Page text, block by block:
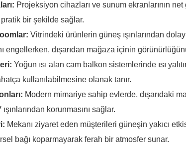
Projeksiyon cihazları ve sunum ekranlarının
bir şekilde sağlar.
Vitrindeki ürünlerin güneş ışınlarından
engellerken, dışarıdan mağaza içinin
Yoğun ısı alan cam balkon sistemlerinde ısı
kullanılabilmesine olanak tanır.
Modern mimariye sahip evlerde, dışarıdaki
korunmasını sağlar.
Mekanı ziyaret eden müşterileri güneşin yakıcı
bağı koparmayarak ferah bir atmosfer sunar.